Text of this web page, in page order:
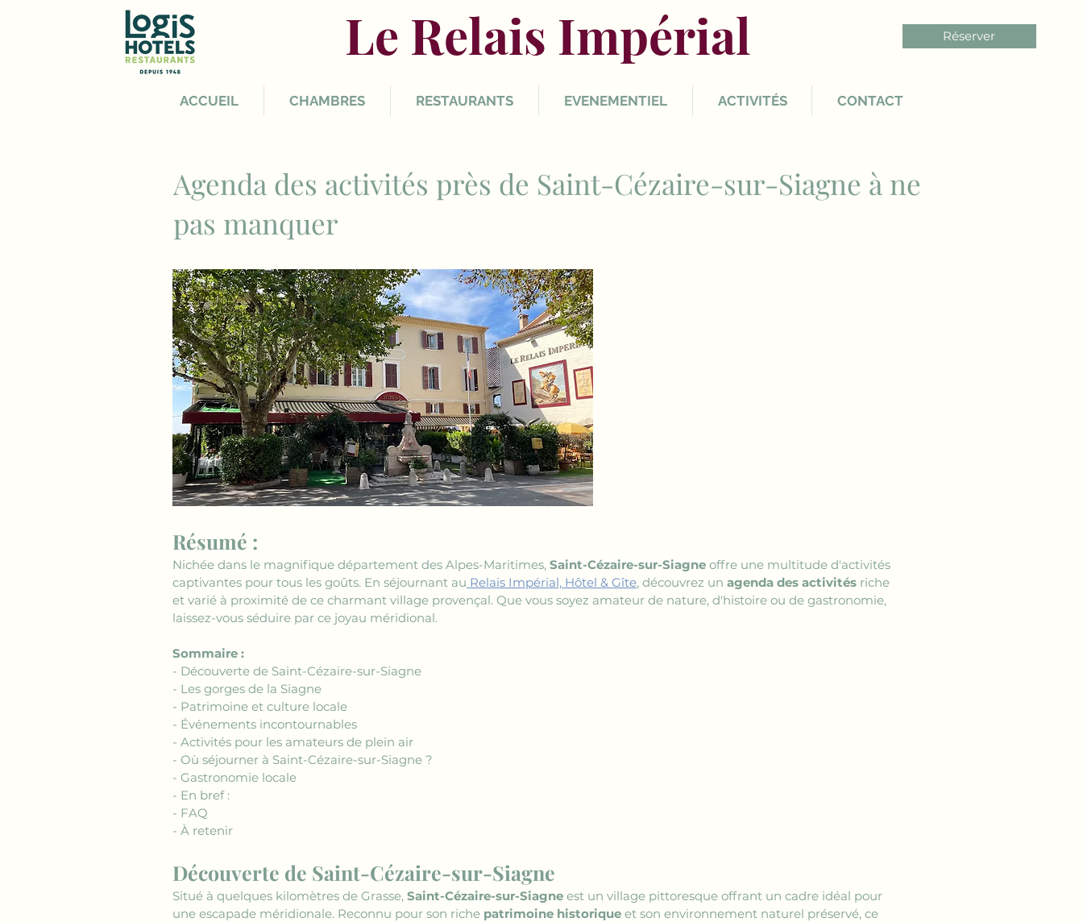
Le Relais Impérial Réserver
ACCUEIL CHAMBRES RESTAURANTS EVENEMENTIEL ACTIVITÉS CONTACT
Agenda des activités près de Saint-Cézaire-sur-Siagne à ne
pas manquer
Résumé :
Nichée dans le magnifique département des Alpes-Maritimes, Saint-Cézaire-sur-Siagne offre une multitude d'activités
captivantes pour tous les goûts. En séjournant au Relais Impérial, Hôtel & Gîte, découvrez un agenda des activités riche
et varié à proximité de ce charmant village provençal. Que vous soyez amateur de nature, d'histoire ou de gastronomie,
laissez-vous séduire par ce joyau méridional.
Sommaire :
- Découverte de Saint-Cézaire-sur-Siagne
- Les gorges de la Siagne
- Patrimoine et culture locale
- Événements incontournables
- Activités pour les amateurs de plein air
- Où séjourner à Saint-Cézaire-sur-Siagne ?
- Gastronomie locale
- En bref :
- FAQ
- À retenir
Découverte de Saint-Cézaire-sur-Siagne
Situé à quelques kilomètres de Grasse, Saint-Cézaire-sur-Siagne est un village pittoresque offrant un cadre idéal pour
une escapade méridionale. Reconnu pour son riche patrimoine historique et son environnement naturel préservé, ce